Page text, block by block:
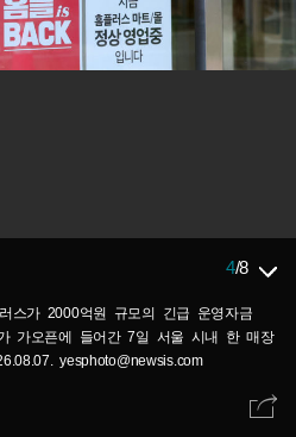
4/8
스가 2000억원 규모의 긴급 운영자금
가오픈에 들어간 7일 서울 시내 한 매장
yesphoto@newsis.com